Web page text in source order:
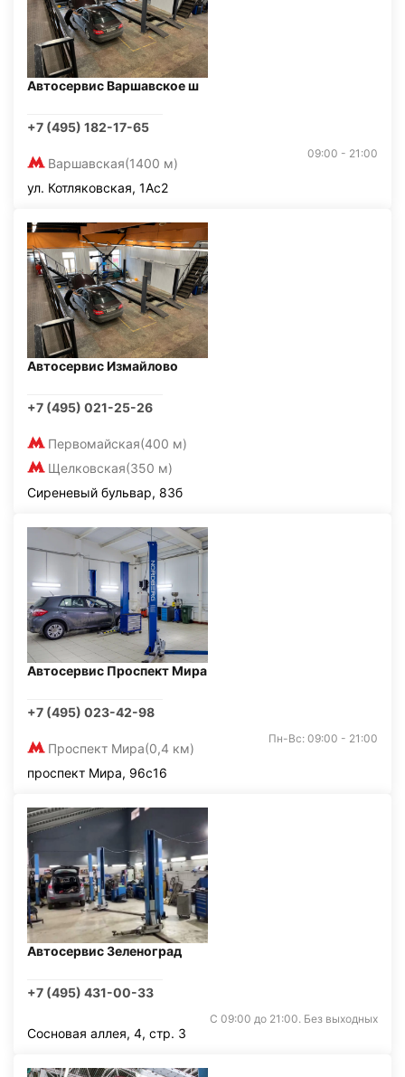
Автосервис Варшавское ш
+7 (495) 182-17-65
Варшавская(1400 м)
09:00 - 21:00
ул. Котляковская, 1Ас2
Автосервис Измайлово
+7 (495) 021-25-26
Первомайская(400 м)
Щелковская(350 м)
Сиреневый бульвар, 83б
Автосервис Проспект Мира
+7 (495) 023-42-98
Проспект Мира(0,4 км)
Пн-Вс: 09:00 - 21:00
проспект Мира, 96с16
Автосервис Зеленоград
+7 (495) 431-00-33
С 09:00 до 21:00. Без выходных
Сосновая аллея, 4, стр. 3